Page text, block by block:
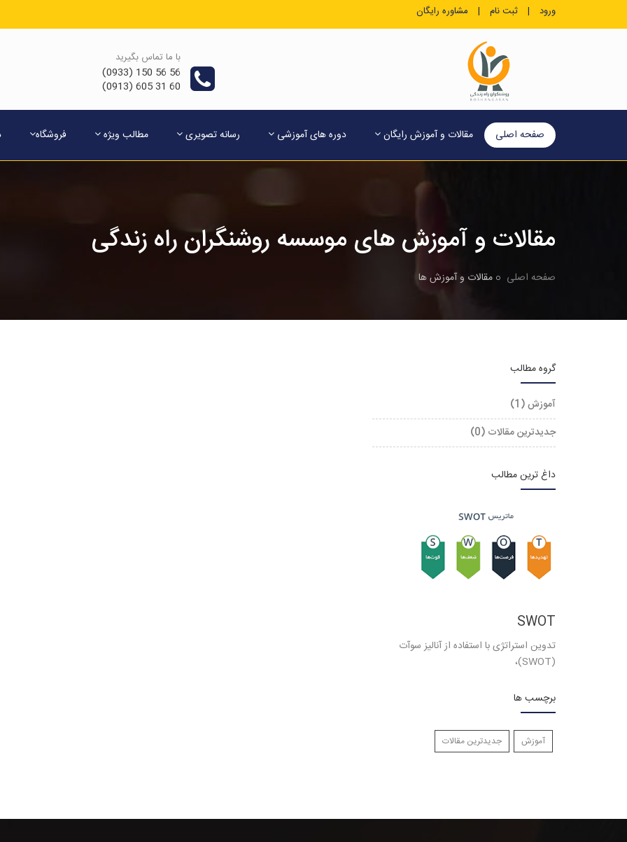
ورود | ثبت نام | مشاوره رایگان
با ما تماس بگیرید
56 56 150 (0933)
60 31 605 (0913)
صفحه اصلی مقالات و آموزش رایگان دوره های آموزشی رسانه تصویری مطالب ویژه فروشگاه
مقالات و آموزش های موسسه روشنگران راه زندگی
صفحه اصلی مقالات و آموزش ها
گروه مطالب
آموزش (1)
جدیدترین مقالات (0)
داغ ترین مطالب
SWOT
تدوین استراتژی با استفاده از آنالیز سوآت
(SWOT)،
برچسب ها
آموزش جدیدترین مقالات